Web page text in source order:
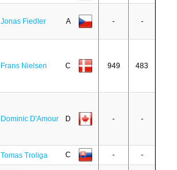
Jonas Fiedler A - -
Frans Nielsen C 949 483
Dominic D'Amour D - -
Tomas Troliga C - -